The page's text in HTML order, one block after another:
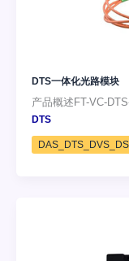
DTS一体化光路模块
产品概述FT-VC-
DTS